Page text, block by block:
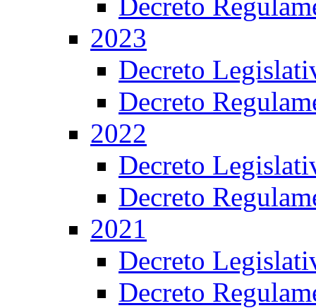
2023
Decreto
Decreto
2022
Decreto
Decreto
2021
Decreto
Decreto